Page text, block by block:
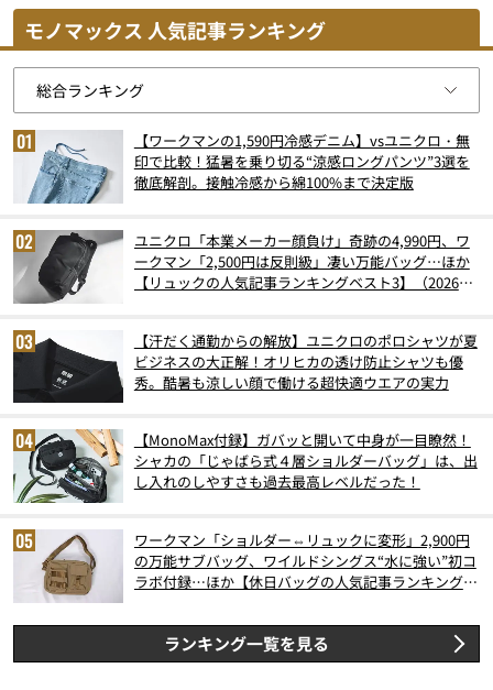
モノマックス 人気記事ランキング
【ワークマンの1,590円冷感デニム】vsユニクロ・無
印で比較！猛暑を乗り切る“涼感ロングパンツ”3選を
徹底解剖。接触冷感から綿100%まで決定版
ユニクロ「本業メーカー顔負け」奇跡の4,990円、ワ
ークマン「2,500円は反則級」凄い万能バッグ…ほか
【リュックの人気記事ランキングベスト3】（2026年
【汗だく通勤からの解放】ユニクロのポロシャツが夏
ビジネスの大正解！オリヒカの透け防止シャツも優
秀。酷暑も涼しい顔で働ける超快適ウエアの実力
【MonoMax付録】ガバッと開いて中身が一目瞭然！
シャカの「じゃばら式４層ショルダーバッグ」は、出
し入れのしやすさも過去最高レベルだった！
ワークマン「ショルダー⇔リュックに変形」2,900円
の万能サブバッグ、ワイルドシングス“水に強い”初コ
ラボ付録…ほか【休日バッグの人気記事ランキングベ
ランキング一覧を見る